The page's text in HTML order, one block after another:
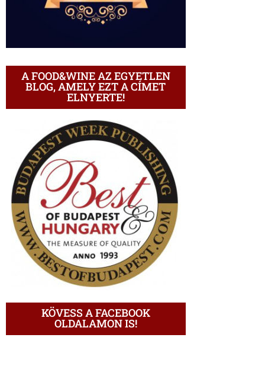
A FOOD&WINE AZ EGYETLEN
BLOG, AMELY EZT A CÍMET
ELNYERTE!
KÖVESS A FACEBOOK
OLDALAMON IS!